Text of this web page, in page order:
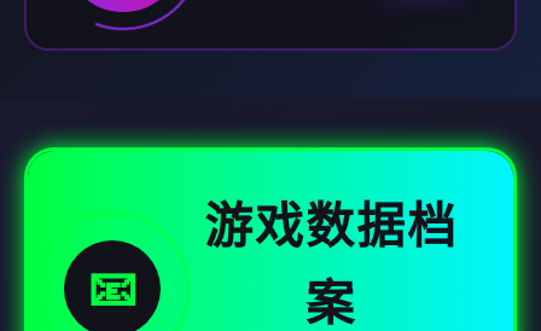
📧
游戏数据档
案